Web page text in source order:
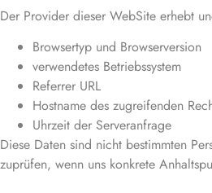
Der Provider dieser WebSite erhebt
Browsertyp und Browserversion
verwendetes Betriebssystem
Referrer URL
Hostname des zugreifenden
Uhrzeit der Serveranfrage
Diese Daten sind nicht bestimmten
zuprüfen, wenn uns konkrete